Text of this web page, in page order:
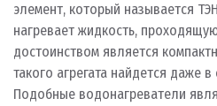
элемент, который называется
нагревает жидкость,
достоинством является
такого агрегата найдется даже
Подобные водонагреватели